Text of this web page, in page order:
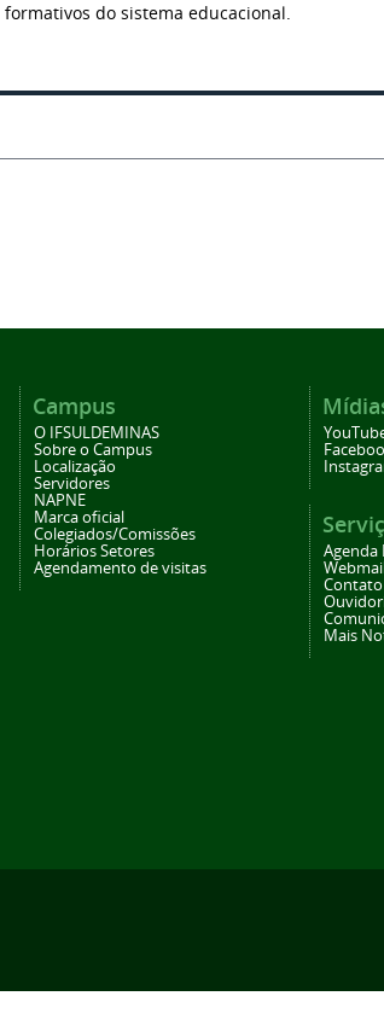
do sistema educacional.
Campus
O IFSULDEMINAS
Sobre o Campus
Localização
Servidores
NAPNE
Marca oficial
Colegiados/Comissões
Horários Setores
Agendamento de visitas
Agenda
Contato
Mais